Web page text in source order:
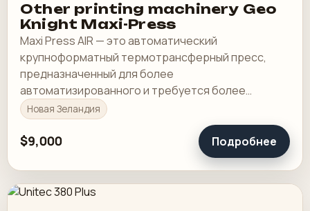
Other printing machinery Geo
Knight Maxi-Press
Maxi Press AIR — это автоматический
крупноформатный термотрансферный пресс,
предназначенный для более
автоматизированного и требуется более
высокое давление, чем в версии с ручным
управлением. Maxi-AIR имеет увеличенный валик
и…
Новая Зеландия
$9,000 Подробнее